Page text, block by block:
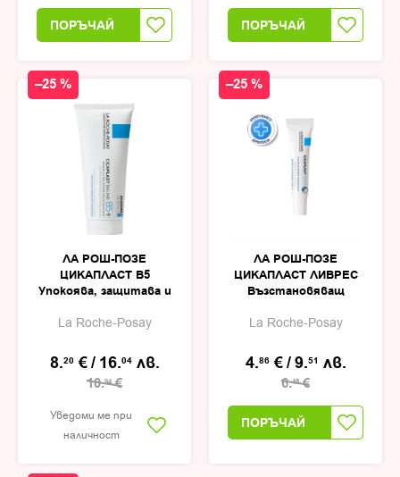
ПОРЪЧАЙ ПОРЪЧАЙ
–25 %
ЛА РОШ-ПОЗЕ
ЦИКАПЛАСТ B5
Упокоява, защитава и
след оперативни
козметични пилинги и
пост-лазерни
процедури балсам
La Roche-Posay
8.20 €/ 16.04 лв.
10.94 €
Уведоми ме при
наличност
–25 %
ЛА РОШ-ПОЗЕ
ЦИКАПЛАСТ ЛИВРЕС
Възстановяващ
устни 7,5мл
La Roche-Posay
4.86 €/9.51 лв.
6.48 €
ПОРЪЧАЙ